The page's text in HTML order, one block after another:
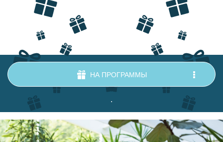
НА ПРОГРАММЫ
.